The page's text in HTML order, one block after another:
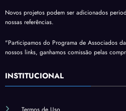
Novos projetos podem ser adicionados
nossas referências.
"Participamos do Programa de Associados
nossos links, ganhamos comissão pelas
INSTITUCIONAL